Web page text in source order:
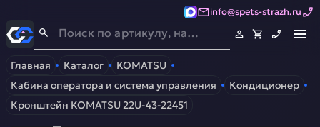
info@spets-strazh.ru
Спец-Страж- Запчасти для спецтехники
Главная Каталог
KOMATSU
Кабина оператора и система управления
Кондиционер
Кронштейн KOMATSU 22U-43-22451